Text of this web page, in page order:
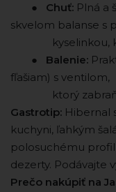
⠀ ⠀ ● Chuť: Plná a
skvelom balanse s
⠀ ⠀ ⠀ ⠀
⠀ ⠀ ● Balenie:
fľašiam) s ventilom,
⠀ ⠀ ⠀ ⠀ ktorý
Gastrotip: Hibernal
kuchyni, ľahkým
polosuchému
dezerty. Podávajte
Prečo nakúpiť na